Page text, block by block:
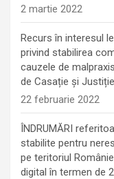
2 martie 2022
Recurs în interesul
privind stabilirea
cauzele de
de Casație și
22 februarie 2022
ÎNDRUMĂRI
stabilite pentru
pe teritoriul
digital în termen de